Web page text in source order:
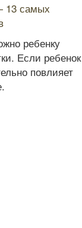
13 самых
ребенку
Если ребенок
повлияет